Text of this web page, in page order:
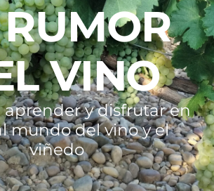
VINO
aprender y disfrutar en
mundo del vino y el
viñedo